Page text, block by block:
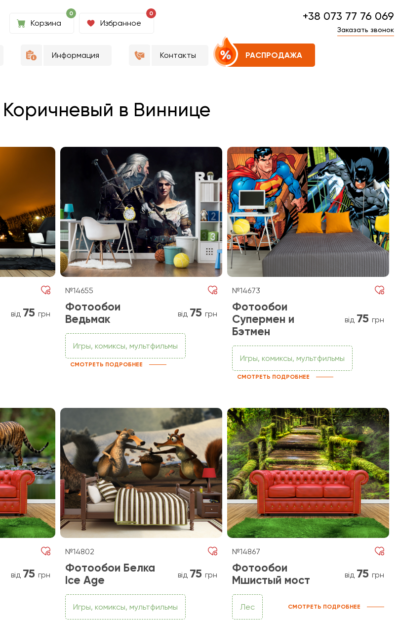
0
Корзина
0
Избранное
+38 073 77 76 069
Заказать звонок
Информация Контакты РАСПРОДАЖА
в Виннице
від 75 грн
№14655
Фотообои
Ведьмак
від 75 грн
Игры, комиксы, мультфильмы
СМОТРЕТЬ ПОДРОБНЕЕ
№14673
Фотообои
Супермен и
Бэтмен
від 75 грн
Игры, комиксы, мультфильмы
СМОТРЕТЬ ПОДРОБНЕЕ
від 75 грн
№14802
Фотообои Белка
Ice Age
від 75 грн
Игры, комиксы, мультфильмы
№14867
Фотообои
Мшистый мост
від 75 грн
Лес СМОТРЕТЬ ПОДРОБНЕЕ